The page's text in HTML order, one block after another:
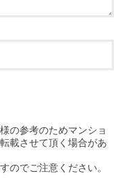
の参考のためマンショ
載させて頂く場合があ
のでご注意ください。